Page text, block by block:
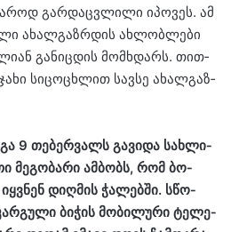
გარ­დაც­ვლი­ლი იპო­ვეს. ამ
ახალ­გაზ­რდის ახ­ლობ­ლე­ბი
გა­ნიც­დის მომ­ხდარს. თით­
სი­ცო­ცხლით სავ­სე ახალ­გაზ­
9 თე­ბერ­ვალს გა­ვი­და სახ­ლი­
მე­გო­ბა­რი ამ­ბობს, რომ ბო­
დიღ­მის ჭა­ლებ­ში. სწო­
ბი­ჭის მო­ბი­ლუ­რი ტე­ლე­